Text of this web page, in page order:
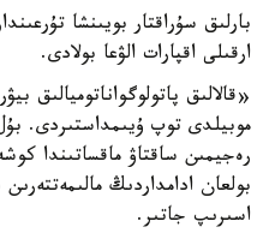
ارقىلى اقپارات الۋعا بولادى.
«قالالىق پاتولوگواناتوميالىق
موبيلدى توپ ۇيىمداستىردى.
رەجيمىن ساقتاۋ ماقساتىندا
بولعان ادامداردىڭ
اسىرىپ جاتىر.